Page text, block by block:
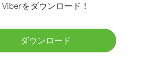
Viberをダウンロード！
ダウンロード